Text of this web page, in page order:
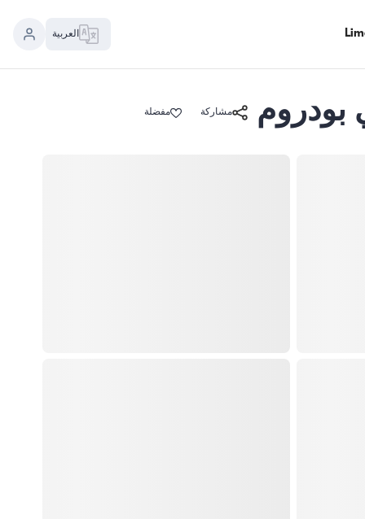
العربية
مشاركة مفضلة